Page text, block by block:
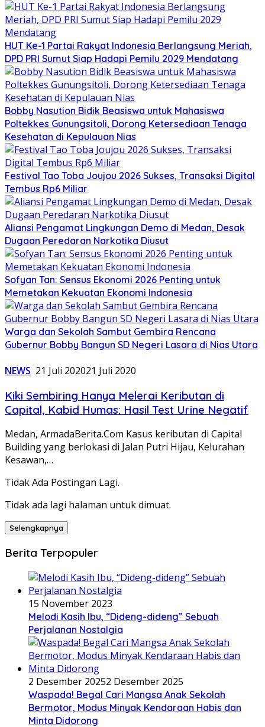
HUT Ke-1 Partai Rakyat Indonesia Berlangsung Meriah,
DPD PRI Sumut Siap Hadapi Pemilu 2029 Mendatang
Bobby Nasution Bidik Beasiswa untuk Mahasiswa
Poltekkes Gunungsitoli, Dorong Ketersediaan Tenaga
Kesehatan di Kepulauan Nias
Festival Tao Toba Joujou 2026 Sukses, Transaksi Digital
Tembus Rp6 Miliar
Aliansi Pengamat Lingkungan Demo di Medan, Desak
Dugaan Peredaran Narkotika Diusut
Sofyan Tan: Sensus Ekonomi 2026 Penting untuk
Memetakan Kekuatan Ekonomi Indonesia
Warga dan Sekolah Sambut Gembira Rencana
Gubernur Bobby Bangun SD Negeri Lasara di Nias Utara
NEWS 21 Juli 202021 Juli 2020
Kiki Sembiring Hanya Melerai Keributan di
Capital, Kabid Humas: Hasil Test Urine Negatif
Medan, ArmadaBerita.Com Kasus keributan di Capital
Building yang berlokasi di Jalan Putri Hijau, Kelurahan
Kesawan,…
Tidak Ada Postingan Lagi.
Tidak ada lagi halaman untuk dimuat.
Selengkapnya
Berita Terpopuler
15 November 2023
Melodi Kasih Ibu, “Dideng-dideng” Sebuah
Perjalanan Nostalgia
2 Desember 20252 Desember 2025
Waspada! Begal Cari Mangsa Anak Sekolah
Bermotor, Modus Minyak Kendaraan Habis dan
Minta Didorong